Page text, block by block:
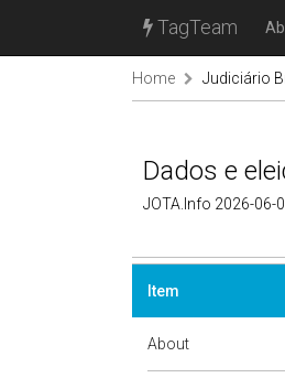
TagTeam
Home Judiciário
Dados e
JOTA.Info 2026-06-
Item
About